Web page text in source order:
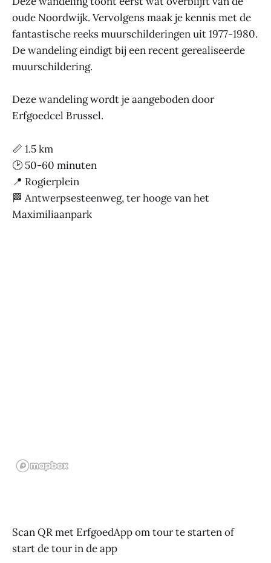
oude Noordwijk. Vervolgens maak je kennis met de
fantastische reeks muurschilderingen uit 1977-1980.
De wandeling eindigt bij een recent gerealiseerde
muurschildering.
Deze wandeling wordt je aangeboden door
Erfgoedcel Brussel.
📏 1.5 km
🕑 50-60 minuten
📍 Rogierplein
🏁 Antwerpsesteenweg, ter hooge van het
Maximiliaanpark
Scan QR met ErfgoedApp om tour te starten of
start de tour in de app